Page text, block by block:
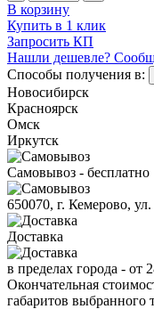
В корзину
Купить в 1 клик
Запросить КП
Нашли дешевле?
Способы получения в:
Новосибирск
Красноярск
Омск
Иркутск
Самовывоз - бесплатно
650070, г. Кемерово,
Доставка
в пределах города - от
Окончательная
габаритов выбранного